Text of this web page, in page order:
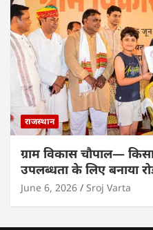
राजस्थान
ग्राम विकास चौपाल—
उपलब्धता के लिए बनाया
June 6, 2026 Sroj Varta